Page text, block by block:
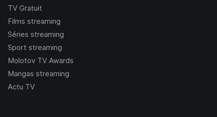
TV Gratuit
Films streaming
Séries streaming
Sport streaming
Molotov TV Awards
Mangas streaming
Actu TV